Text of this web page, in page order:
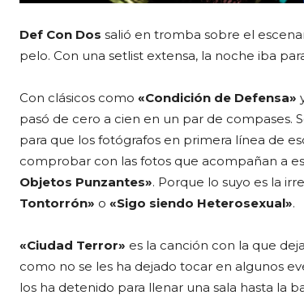
Def Con Dos salió en tromba sobre el
pelo. Con una setlist extensa, la noche iba
Con clásicos como «Condición de Defensa»
pasó de cero a cien en un par de compases.
para que los fotógrafos en primera línea de
comprobar con las fotos que acompañan a
Objetos Punzantes». Porque lo suyo es la
Tontorrón» o «Sigo siendo Heterosexual».
«Ciudad Terror» es la canción con la que
como no se les ha dejado tocar en algunos
los ha detenido para llenar una sala hasta la